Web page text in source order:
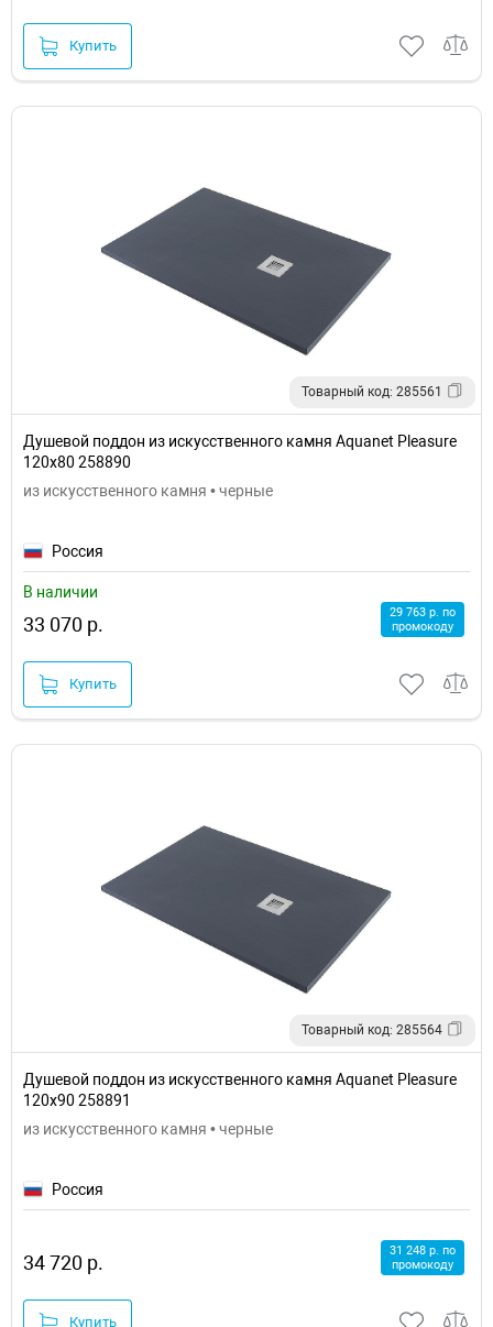
Купить
Товарный код: 285561
Душевой поддон из искусственного камня Aquanet Pleasure
120x80 258890
из искусственного камня • черные
Россия
В наличии
33 070 р.
29 763 р. по
промокоду
Купить
Товарный код: 285564
Душевой поддон из искусственного камня Aquanet Pleasure
120x90 258891
из искусственного камня • черные
Россия
34 720 р.
31 248 р. по
промокоду
Купить